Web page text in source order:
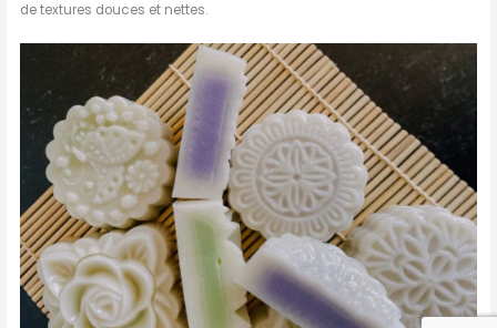
de textures douces et nettes.